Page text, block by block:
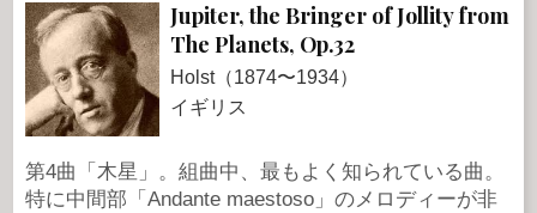
Jupiter, the Bringer of Jollity from
The Planets, Op.32
Holst（1874〜1934）
イギリス
第4曲「木星」。組曲中、最もよく知られている曲。
特に中間部「Andante maestoso」のメロディーが非